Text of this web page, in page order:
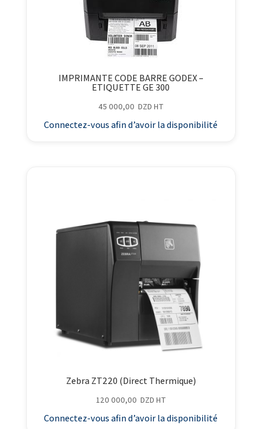
IMPRIMANTE CODE BARRE GODEX –
ETIQUETTE GE 300
45 000,00 DZD HT
Connectez-vous afin d’avoir la disponibilité
Zebra ZT220 (Direct Thermique)
120 000,00 DZD HT
Connectez-vous afin d’avoir la disponibilité